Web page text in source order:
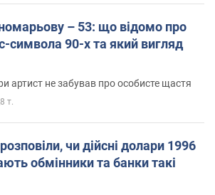
– 53: що відомо про
символа 90-х та який вигляд
артист не забував про особисте щастя
т.
чи дійсні долари 1996
обмінники та банки такі